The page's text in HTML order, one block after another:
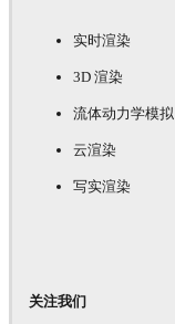
实时渲染
3D 渲染
流体动力学模拟
云渲染
写实渲染
关注我们